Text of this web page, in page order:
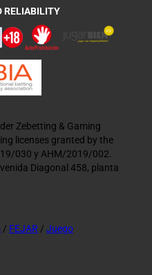
RELIABILITY
Zebetting & Gaming
licenses granted by the
030 y AHM/2019/002.
Diagonal 458, planta
/ FEJAR / Juego